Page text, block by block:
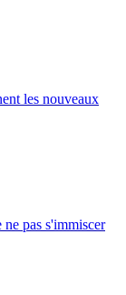
les nouveaux
pas s'immiscer